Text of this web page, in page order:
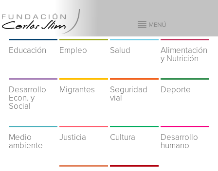
Educación Empleo Salud
Alimentación
y Nutrición
Desarrollo
Econ. y
Social
Migrantes
Seguridad
vial
Deporte
Medio
ambiente
Justicia Cultura
Desarrollo
humano